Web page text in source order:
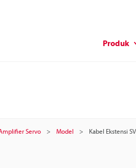
Produk
Servo Model Kabel Ekstensi